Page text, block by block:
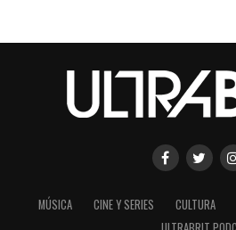
MÚSICA CINE Y SERIES CULTURA